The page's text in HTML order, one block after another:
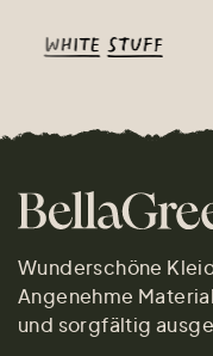
Wunderschöne
Angenehme
und sorgfältig